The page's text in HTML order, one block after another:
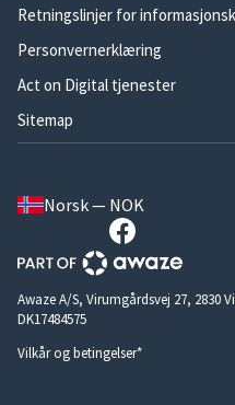
Retningslinjer for
Personvernerklæring
Act on Digital tjenester
Sitemap
Norsk — NOK
Awaze A/S, Virumgårdsvej 27, 2830
DK17484575
Vilkår og betingelser*